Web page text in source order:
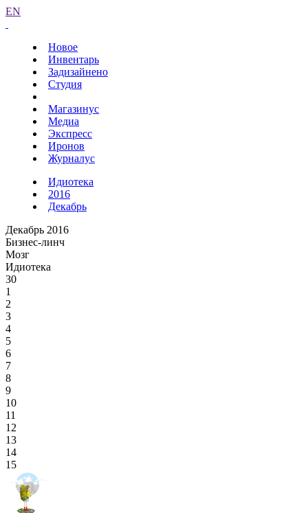
EN
Новое
Инвентарь
Задизайнено
Студия
Магазинус
Медиа
Экспресс
Иронов
Журналус
Идиотека
2016
Декабрь
Декабрь 2016
Бизнес-линч
Мозг
Идиотека
30
1
2
3
4
5
6
7
8
9
10
11
12
13
14
15